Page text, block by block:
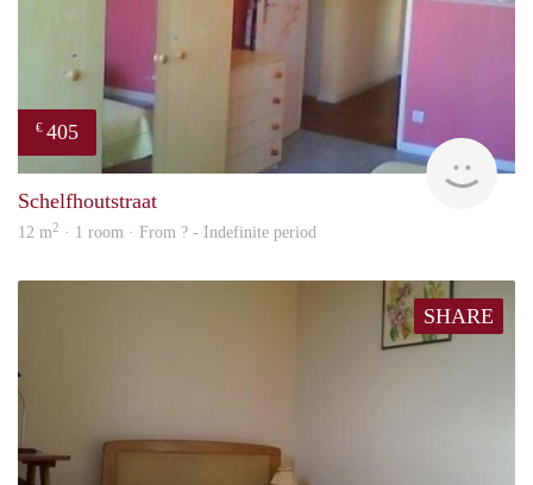
€ 405
Schelfhoutstraat
12 m2 · 1 room · From ? - Indefinite period
SHARE